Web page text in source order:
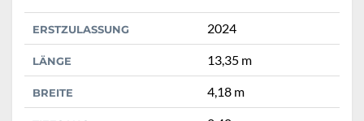
ERSTZULASSUNG 2024
LÄNGE 13,35 m
BREITE 4,18 m